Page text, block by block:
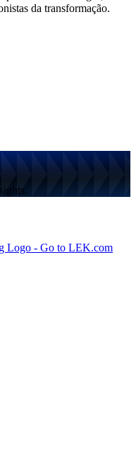
da transformação.
Logo - Go to LEK.com